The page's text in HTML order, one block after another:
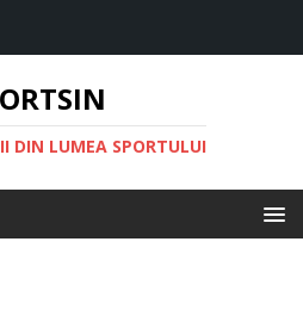
DIN LUMEA SPORTULUI